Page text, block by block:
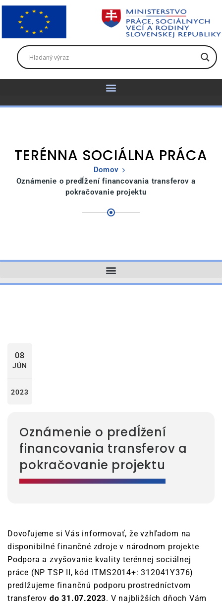
TERÉNNA SOCIÁLNA PRÁCA
Domov
Oznámenie o predÍžení financovania transferov a
pokračovanie projektu
08
JÚN
2023
Oznámenie o predĺžení
financovania transferov a
pokračovanie projektu
Dovoľujeme si Vás informovať, že vzhľadom na
disponibilné finančné zdroje v národnom projekte
Podpora a zvyšovanie kvality terénnej sociálnej
práce (NP TSP II, kód ITMS2014+: 312041Y376)
predlžujeme finančnú podporu prostredníctvom
transferov do 31.07.2023. V najbližších dňoch Vám